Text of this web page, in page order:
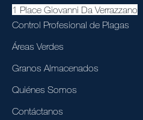
1 Place Giovanni Da Verrazzano
Control Profesional de Plagas
Áreas Verdes
Granos Almacenados
Quiénes Somos
Contáctanos